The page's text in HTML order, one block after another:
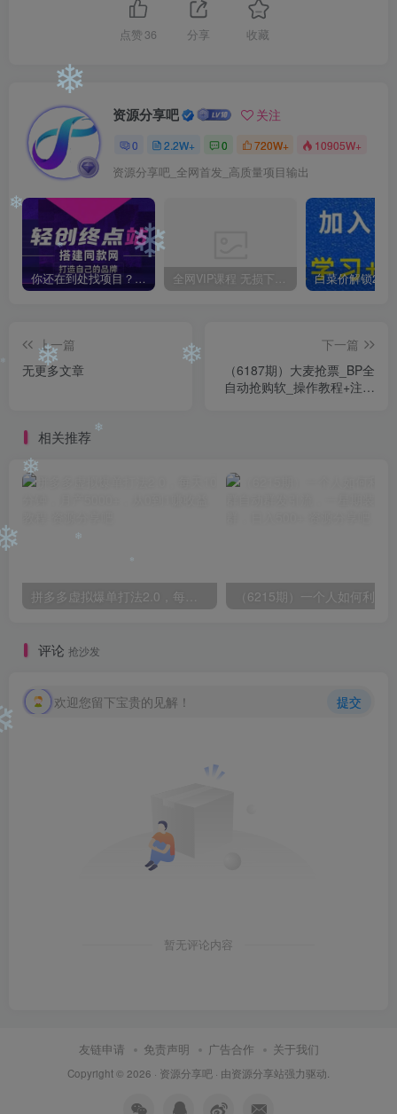
点赞 36 分享 收藏
资源分享吧 关注
0 2.2W+ 0 720W+ 10905W+
资源分享吧_全网首发_高质量项目输出
你还在到处找项目？还在当韭菜？我靠卖项目一个月收入5万+，曾经我也是个失败者。 全网VIP课程 无损下载~
上一篇
无更多文章
下一篇
（6187期）大麦抢票_BP全
自动抢购软_操作教程+注意
相关推荐
拼多多虚拟爆单打法2.0，每天10分钟，月产5000+，从0到1赚收益教程
评论 抢沙发
欢迎您留下宝贵的见解！ 提交
暂无评论内容
友链申请 免责声明 广告合作 关于我们
Copyright © 2026 · 资源分享吧 · 由资源分享站强力驱动.
❄
❄
❄ ❄
❄